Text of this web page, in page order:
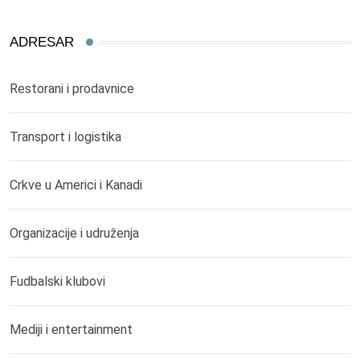
ADRESAR
Restorani i prodavnice
Transport i logistika
Crkve u Americi i Kanadi
Organizacije i udruženja
Fudbalski klubovi
Mediji i entertainment